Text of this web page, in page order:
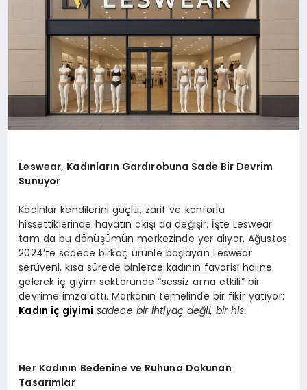
Leswear, Kadınların Gardırobuna Sade Bir Devrim
Sunuyor
Kadınlar kendilerini güçlü, zarif ve konforlu
hissettiklerinde hayatın akışı da değişir. İşte Leswear
tam da bu dönüşümün merkezinde yer alıyor. Ağustos
2024’te sadece birkaç ürünle başlayan Leswear
serüveni, kısa sürede binlerce kadının favorisi haline
gelerek iç giyim sektöründe “sessiz ama etkili” bir
devrime imza attı. Markanın temelinde bir fikir yatıyor:
Kadın iç giyimi sadece bir ihtiyaç değil, bir his.
Her Kadının Bedenine ve Ruhuna Dokunan
Tasarımlar